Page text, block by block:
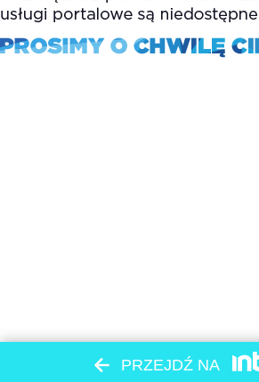
PRZEJDŹ NA